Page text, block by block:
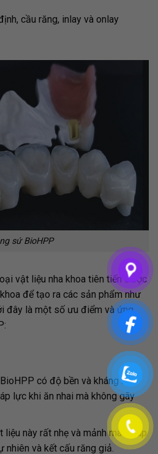
cầu răng, inlay và onlay
sứ BioHPP
vật liệu nha khoa tiên tiến được
để tạo ra các sản phẩm như
đây là một số ưu điểm và ứng
có độ bền và kháng nứt
lực khi ăn nhai mà không gãy
liệu này rất nhẹ và mảnh mai, giúp
nhiên và kết cấu răng giả.